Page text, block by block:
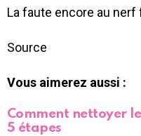
La faute encore au
Source
Vous aimerez aussi :
Comment nettoyer
5 étapes